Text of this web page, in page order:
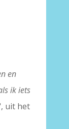
en
ik iets
uit het